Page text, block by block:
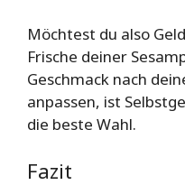
Möchtest du also
Frische deiner
Geschmack nach
anpassen, ist
die beste Wahl.
Fazit